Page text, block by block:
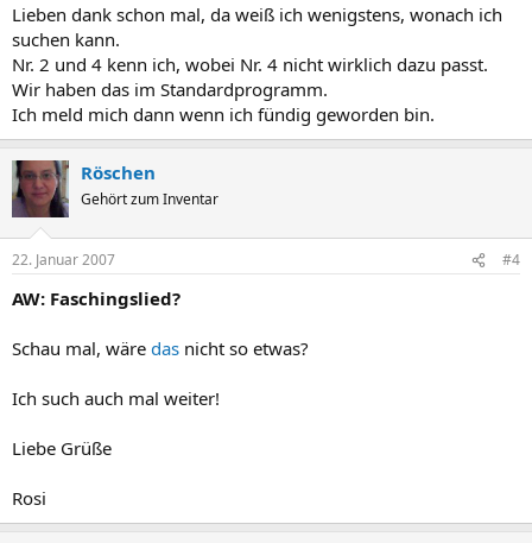
Lieben dank schon mal, da weiß ich wenigstens, wonach ich
suchen kann.
Nr. 2 und 4 kenn ich, wobei Nr. 4 nicht wirklich dazu passt.
Wir haben das im Standardprogramm.
Ich meld mich dann wenn ich fündig geworden bin.
Röschen
Gehört zum Inventar
22. Januar 2007 #4
AW: Faschingslied?
Schau mal, wäre das nicht so etwas?
Ich such auch mal weiter!
Liebe Grüße
Rosi